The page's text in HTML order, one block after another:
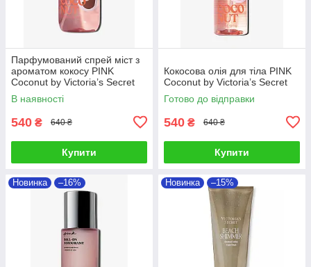
Парфумований спрей міст з
ароматом кокосу PINK
Coconut by Victoria’s Secret
В наявності
540 ₴ 640 ₴
Купити
Кокосова олія для тіла PINK
Coconut by Victoria’s Secret
Готово до відправки
540 ₴ 640 ₴
Купити
Новинка –16% Новинка –15%